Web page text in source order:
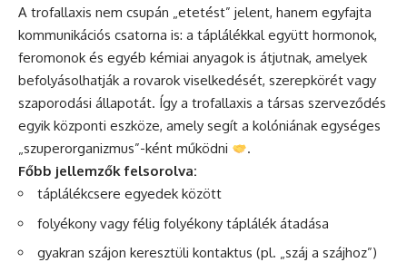
A trofallaxis nem csupán „etetést” jelent, hanem egyfajta
kommunikációs csatorna is: a táplálékkal együtt hormonok,
feromonok és egyéb kémiai anyagok is átjutnak, amelyek
befolyásolhatják a rovarok viselkedését, szerepkörét vagy
szaporodási állapotát. Így a trofallaxis a társas szerveződés
egyik központi eszköze, amely segít a kolóniának egységes
„szuperorganizmus”-ként működni
.
Főbb jellemzők felsorolva:
táplálékcsere egyedek között
folyékony vagy félig folyékony táplálék átadása
gyakran szájon keresztüli kontaktus (pl. „száj a szájhoz”)